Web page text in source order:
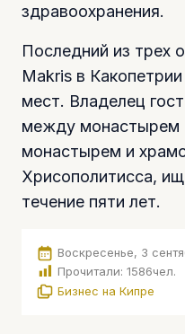
здравоохранения.
Последний из трех
Makris в
мест. Владелец
между монастырем
монастырем и
Хрисополитисса,
течение пяти лет.
Воскресенье, 3
Прочитали: 1586чел.
Бизнес на Кипре